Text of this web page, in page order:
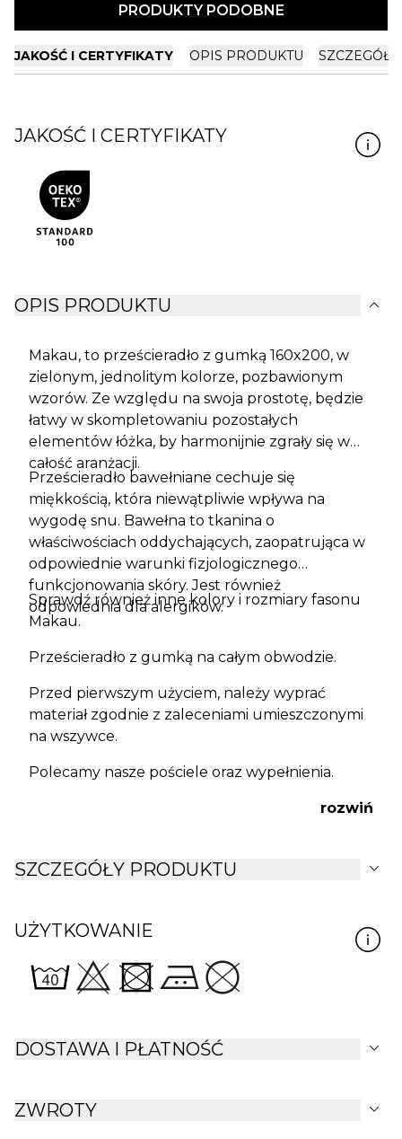
PRODUKTY PODOBNE
JAKOŚĆ I CERTYFIKATY OPIS PRODUKTU
JAKOŚĆ I CERTYFIKATY
OPIS PRODUKTU expand_more
Makau, to prześcieradło z gumką 160x200, w
zielonym, jednolitym kolorze, pozbawionym
wzorów. Ze względu na swoja prostotę, będzie
łatwy w skompletowaniu pozostałych
elementów łóżka, by harmonijnie zgrały się w
całość aranżacji.
Prześcieradło bawełniane cechuje się
miękkością, która niewątpliwie wpływa na
wygodę snu. Bawełna to tkanina o
właściwościach oddychających, zaopatrująca w
odpowiednie warunki fizjologicznego
funkcjonowania skóry. Jest również
odpowiednia dla alergików.
Sprawdź równieżinne kolory i rozmiary fasonu
Makau.
Prześcieradło z gumką na całym obwodzie.
Przed pierwszym użyciem, należy wyprać
materiał zgodnie z zaleceniami umieszczonymi
na wszywce.
Polecamy nasze pościele oraz wypełnienia.
rozwiń
SZCZEGÓŁY PRODUKTU expand_more
UŻYTKOWANIE
DOSTAWA I PŁATNOŚĆ expand_more
ZWROTY expand_more